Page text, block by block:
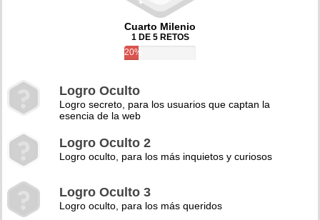
Cuarto Milenio
1 DE 5 RETOS
20%
Logro Oculto
Logro secreto, para los usuarios que captan la
esencia de la web
Logro Oculto 2
Logro oculto, para los más inquietos y curiosos
Logro Oculto 3
Logro oculto, para los más queridos